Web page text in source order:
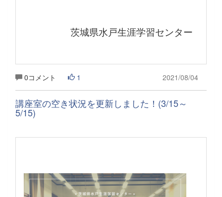
茨城県水戸生涯学習センター
0コメント 1 2021/08/04
講座室の空き状況を更新しました！(3/15～
5/15)